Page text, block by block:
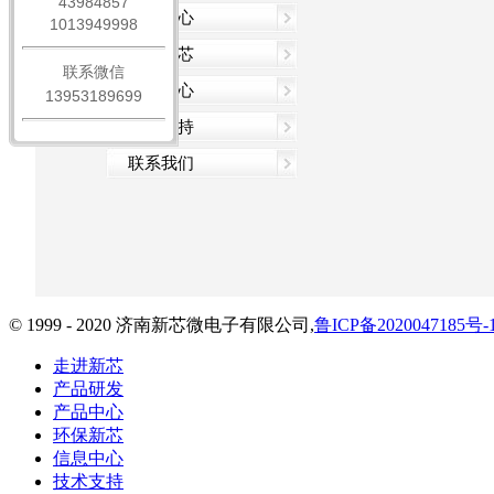
公司简介
公司架构
体系及产品认证
产品中心
产品介绍
产品封装
样品申请
环保新芯
环保证书
环保法规
环保信息
信息中心
企业动态
人才招聘
技术支持
联系我们
© 1999 - 2020 济南新芯微电子有限公司,鲁ICP备2020047185号-
走进新芯
产品研发
产品中心
环保新芯
信息中心
技术支持
1013949998
联系微信
13953189699